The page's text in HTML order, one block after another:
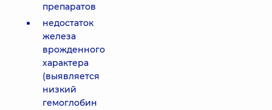
препаратов
недостаток
железа
врожденного
характера
(выявляется
низкий
гемоглобин